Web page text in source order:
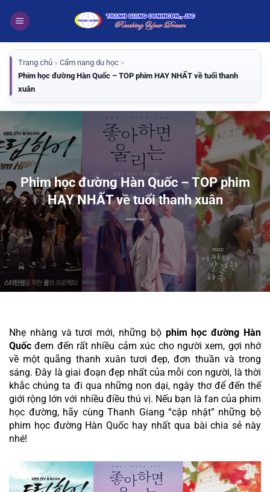
qua
dung
Trang chủ » Cẩm nang du học »
Phim học đường Hàn Quốc – TOP phim HAY NHẤT về tuổi thanh
xuân
Phim học đường Hàn Quốc – TOP phim
HAY NHẤT về tuổi thanh xuân
Nhẹ nhàng và tươi mới, những bộ phim học đường Hàn
Quốc đem đến rất nhiều cảm xúc cho người xem, gợi nhớ
về một quãng thanh xuân tươi đẹp, đơn thuần và trong
sáng. Đây là giai đoạn đẹp nhất của mỗi con người, là thời
khắc chúng ta đi qua những non dại, ngây thơ để đến thế
giới rộng lớn với nhiều điều thú vị. Nếu bạn là fan của phim
học đường, hãy cùng Thanh Giang “cập nhật” những bộ
phim học đường Hàn Quốc hay nhất qua bài chia sẻ này
nhé!